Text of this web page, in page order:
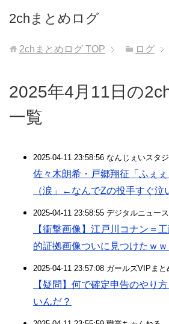
2chまとめログ
2chまとめログ TOP ログ
2025年4月11日の
一覧
2025-04-11 23:58:56 なんじぇいスタ
佐々木朗希・戸郷翔征「ふぇ
（涙」←なんでZの投手すぐ泣
2025-04-11 23:58:55 デジタルニュー
【衝撃画像】江戸川コナン＝
的証拠画像ついに見つけたｗ
2025-04-11 23:57:08 ガールズVIPまと
【疑問】何で確定申告のやり
いんだ？